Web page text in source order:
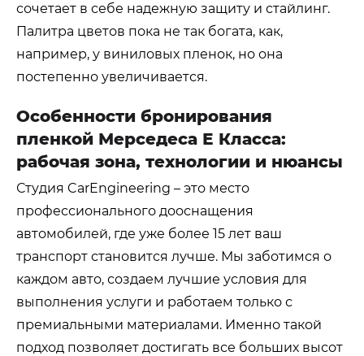
сочетает в себе надежную защиту и стайлинг.
Палитра цветов пока не так богата, как,
например, у виниловых пленок, но она
постепенно увеличивается.
Особенности бронирования
пленкой Мерседеса Е Класса:
рабочая зона, технологии и нюансы
Студия CarEngineering – это место
профессионального дооснащения
автомобилей, где уже более 15 лет ваш
транспорт становится лучше. Мы заботимся о
каждом авто, создаем лучшие условия для
выполнения услуги и работаем только с
премиальными материалами. Именно такой
подход позволяет достигать все больших высот